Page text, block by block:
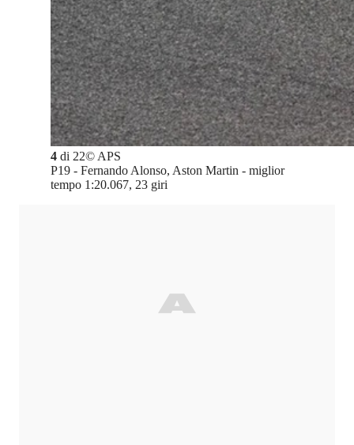
4 di 22© APS
P19 - Fernando Alonso, Aston Martin - miglior
tempo 1:20.067, 23 giri